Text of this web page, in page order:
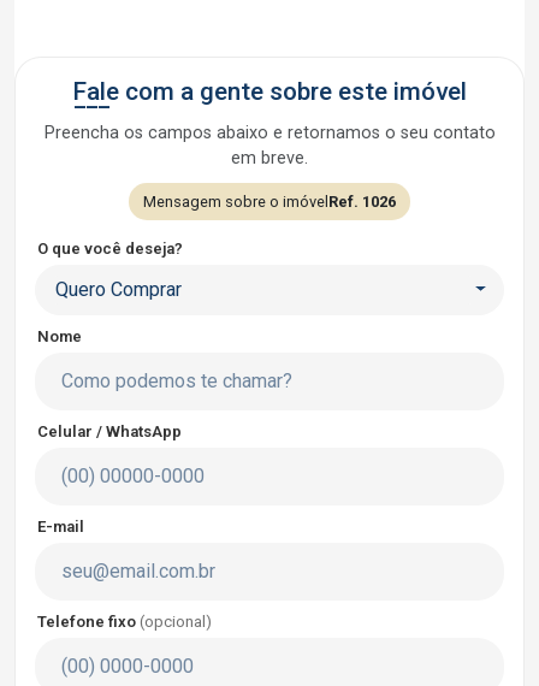
Fale com a gente sobre este imóvel
Preencha os campos abaixo e retornamos o seu contato
em breve.
Mensagem sobre o imóvelRef. 1026
O que você deseja?
Quero Comprar
Nome
Celular / WhatsApp
E-mail
Telefone fixo (opcional)